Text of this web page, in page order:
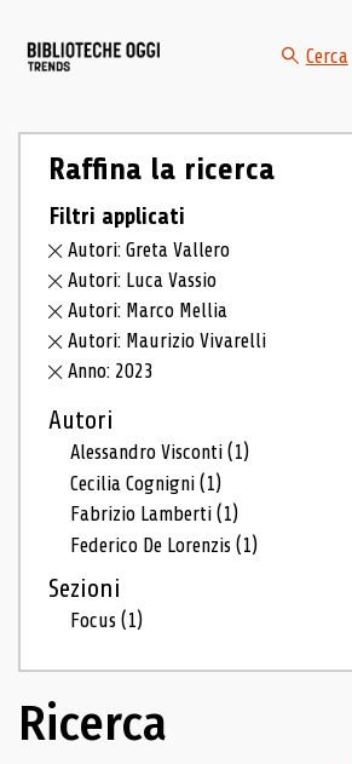
Cerca
Raffina la ricerca
Filtri applicati
Autori: Greta Vallero
Autori: Luca Vassio
Autori: Marco Mellia
Autori: Maurizio Vivarelli
Anno: 2023
Autori
Alessandro Visconti(1)
Cecilia Cognigni(1)
Fabrizio Lamberti(1)
Federico De Lorenzis(1)
Sezioni
Focus(1)
Ricerca